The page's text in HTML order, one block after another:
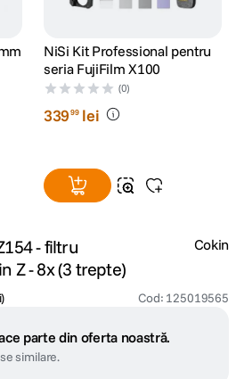
NiSi Kit Professional pentru
seria FujiFilm X100
(0)
33999 lei
- filtru
Z - 8x (3 trepte)
) Cod: 125019565
Cokin
parte din oferta noastră.
similare.